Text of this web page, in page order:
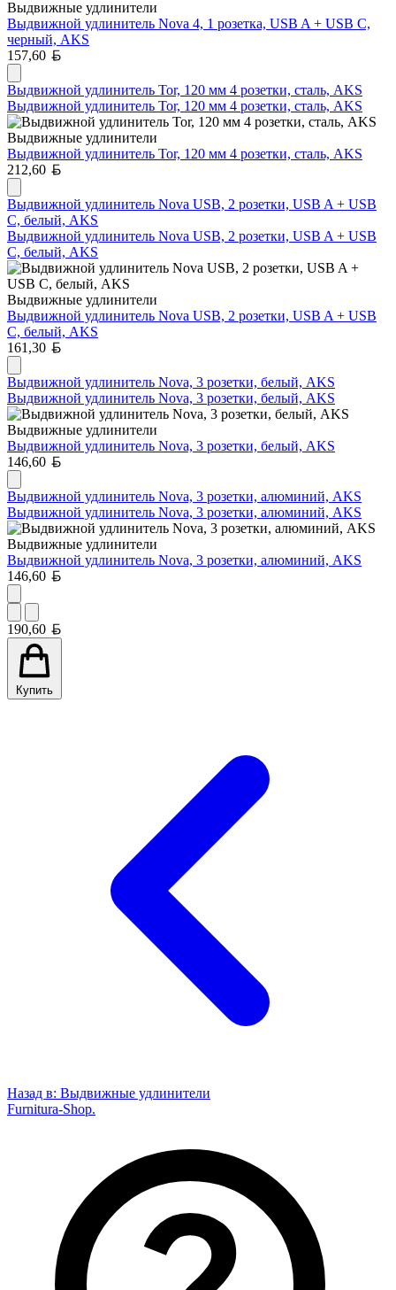
Выдвижные удлинители
Выдвижной удлинитель Nova 4, 1 розетка, USB A + USB C,
черный, AKS
157,60
Выдвижной удлинитель Tor, 120 мм 4 розетки, сталь, AKS
Выдвижной удлинитель Tor, 120 мм 4 розетки, сталь, AKS
Выдвижные удлинители
Выдвижной удлинитель Tor, 120 мм 4 розетки, сталь, AKS
212,60
Выдвижной удлинитель Nova USB, 2 розетки, USB A + USB
C, белый, AKS
Выдвижной удлинитель Nova USB, 2 розетки, USB A + USB
C, белый, AKS
Выдвижные удлинители
Выдвижной удлинитель Nova USB, 2 розетки, USB A + USB
C, белый, AKS
161,30
Выдвижной удлинитель Nova, 3 розетки, белый, AKS
Выдвижной удлинитель Nova, 3 розетки, белый, AKS
Выдвижные удлинители
Выдвижной удлинитель Nova, 3 розетки, белый, AKS
146,60
Выдвижной удлинитель Nova, 3 розетки, алюминий, AKS
Выдвижной удлинитель Nova, 3 розетки, алюминий, AKS
Выдвижные удлинители
Выдвижной удлинитель Nova, 3 розетки, алюминий, AKS
146,60
190,60
Купить
Назад в: Выдвижные удлинители
Furnitura-Shop.